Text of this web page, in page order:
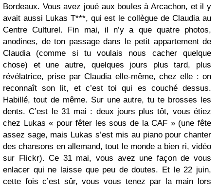
Bordeaux. Vous avez joué aux boules à Arcachon, et il y
avait aussi Lukas T***, qui est le collègue de Claudia au
Centre Culturel. Fin mai, il n’y a que quatre photos,
anodines, de ton passage dans le petit appartement de
Claudia (comme si tu voulais nous cacher quelque
chose) et une autre, quelques jours plus tard, plus
révélatrice, prise par Claudia elle-même, chez elle : on
reconnaît son lit, et c’est toi qui es couché dessus.
Habillé, tout de même. Sur une autre, tu te brosses les
dents. C’est le 31 mai : deux jours plus tôt, vous étiez
chez Lukas « pour fêter les sous de la CAF » (une fête
assez sage, mais Lukas s’est mis au piano pour chanter
des chansons en allemand, tout le monde a bien ri, vidéo
sur Flickr). Ce 31 mai, vous avez une façon de vous
enlacer qui ne laisse que peu de doutes. Et le 22 juin,
cette fois c’est sûr, vous vous tenez par la main lors